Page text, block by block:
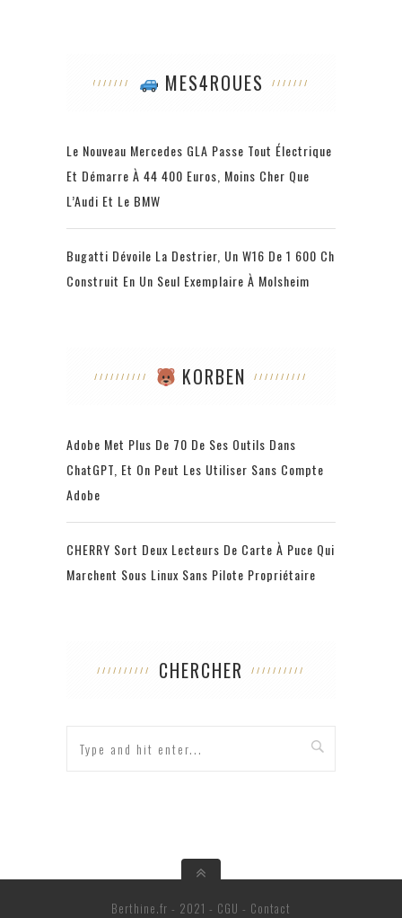
MES4ROUES
Le Nouveau Mercedes GLA Passe Tout Électrique
Et Démarre À 44 400 Euros, Moins Cher Que
L’Audi Et Le BMW
Bugatti Dévoile La Destrier, Un W16 De 1 600 Ch
Construit En Un Seul Exemplaire À Molsheim
KORBEN
Adobe Met Plus De 70 De Ses Outils Dans
ChatGPT, Et On Peut Les Utiliser Sans Compte
Adobe
CHERRY Sort Deux Lecteurs De Carte À Puce Qui
Marchent Sous Linux Sans Pilote Propriétaire
CHERCHER
Berthine.fr - 2021 - CGU - Contact